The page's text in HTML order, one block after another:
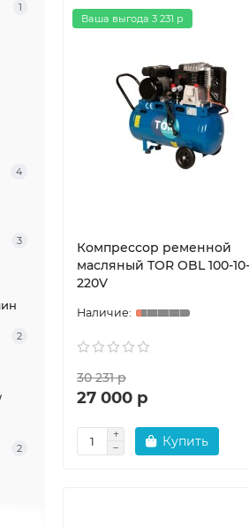
1
4
3
2
2
Ваша выгода 3 231 р
Компрессор ременной
масляный TOR OBL 100-10-
220V
30 231 р
27 000 р
Купить